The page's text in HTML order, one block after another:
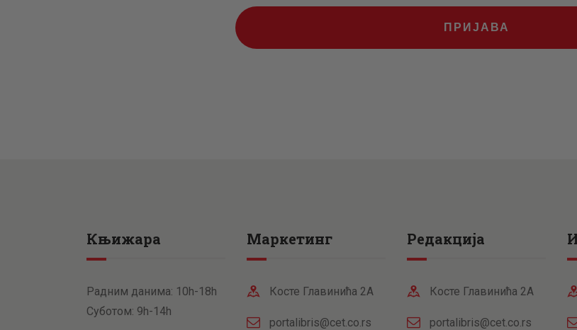
рсд.
ПРИЈАВА
Књижара
Радним данима: 10h-18h
Суботом: 9h-14h
Маркетинг
Косте Главинића 2А
portalibris@cet.co.rs
Редакција
Косте Главинића 2А
portalibris@cet.co.rs